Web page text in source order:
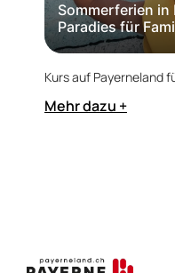
Sommerferien in
Paradies für
Kurs auf Payerneland
Mehr dazu +